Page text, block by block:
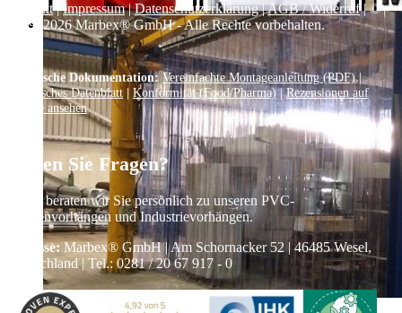
Kontakt|Impressum|Datenschutzerklärung|AGB / Widerruf| ©
1999– 2026Marbex® GmbH - Alle Rechte vorbehalten.
Technische Dokumentation: Vereinfachte Montageanleitung (PDF)|
Technisches Datenblatt | Konformität (Food/Pharma)|Rezensionen auf
Google ansehen
Haben Sie Fragen?
Gerne beraten wir Sie persönlich zu unseren PVC-
Streifenvorhängen und Industrievorhängen.
Adresse:Marbex® GmbH | Am Schornacker 52 | 46485 Wesel,
Deutschland | Tel.: 0281 / 20 67 917 - 0